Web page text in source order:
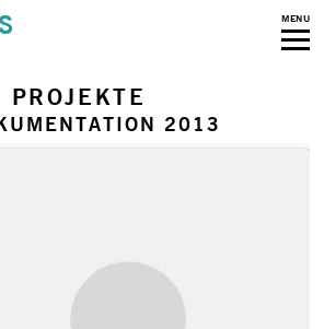
MENU
PROJEKTE
2013